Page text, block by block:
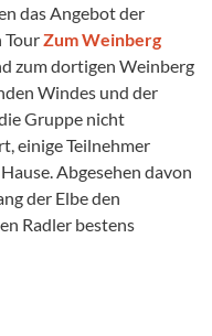
das Angebot der
TourZum Weinberg
zum dortigen Weinberg
Windes und der
Gruppe nicht
einige Teilnehmer
Abgesehen davon
der Elbe den
Radler bestens